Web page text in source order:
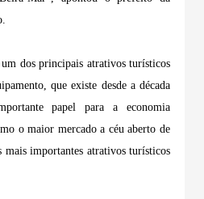
dos principais atrativos turísticos
que existe desde a década
papel para a economia
o maior mercado a céu aberto de
importantes atrativos turísticos